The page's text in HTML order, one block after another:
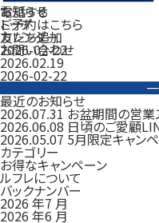
電話する
ご予約はこちら
友だち追加
お問い合わせ
お知らせ
トップ
カレンダー
2026-02-22
2026.02.19
2026-02-22
最近のお知らせ
2026.07.31 お盆期間の営業
2026.06.08 日頃のご愛顧
2026.05.07 5月限定キャン
カテゴリー
お得なキャンペーン
ルフレについて
バックナンバー
2026 年7 月
2026 年6 月